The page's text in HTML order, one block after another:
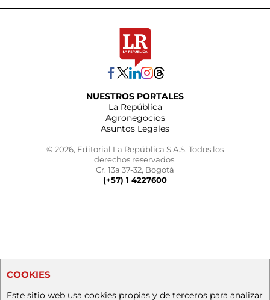
NUESTROS PORTALES
La República
Agronegocios
Asuntos Legales
© 2026, Editorial La República S.A.S. Todos los
derechos reservados.
Cr. 13a 37-32, Bogotá
(+57) 1 4227600
COOKIES
Este sitio web usa cookies propias y de terceros para analizar